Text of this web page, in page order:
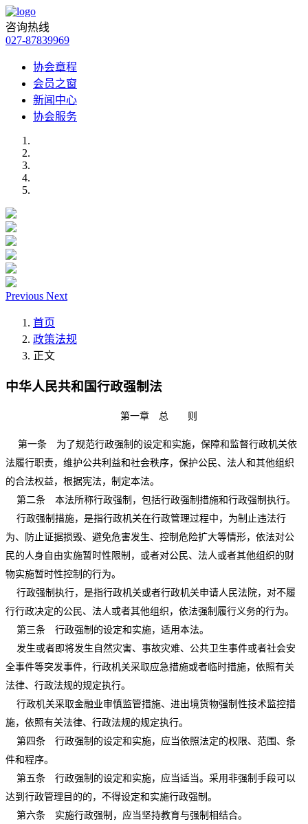
咨询热线
027-87839969
协会章程
会员之窗
新闻中心
协会服务
Previous Next
首页
政策法规
正文
中华人民共和国行政强制法
第一章 总 则
第一条 为了规范行政强制的设定和实施，保障和监督行政机关依
法履行职责，维护公共利益和社会秩序，保护公民、法人和其他组织
的合法权益，根据宪法，制定本法。
第二条 本法所称行政强制，包括行政强制措施和行政强制执行。
行政强制措施，是指行政机关在行政管理过程中，为制止违法行
为、防止证据损毁、避免危害发生、控制危险扩大等情形，依法对公
民的人身自由实施暂时性限制，或者对公民、法人或者其他组织的财
物实施暂时性控制的行为。
行政强制执行，是指行政机关或者行政机关申请人民法院，对不履
行行政决定的公民、法人或者其他组织，依法强制履行义务的行为。
第三条 行政强制的设定和实施，适用本法。
发生或者即将发生自然灾害、事故灾难、公共卫生事件或者社会安
全事件等突发事件，行政机关采取应急措施或者临时措施，依照有关
法律、行政法规的规定执行。
行政机关采取金融业审慎监管措施、进出境货物强制性技术监控措
施，依照有关法律、行政法规的规定执行。
第四条 行政强制的设定和实施，应当依照法定的权限、范围、条
件和程序。
第五条 行政强制的设定和实施，应当适当。采用非强制手段可以
达到行政管理目的的，不得设定和实施行政强制。
第六条 实施行政强制，应当坚持教育与强制相结合。